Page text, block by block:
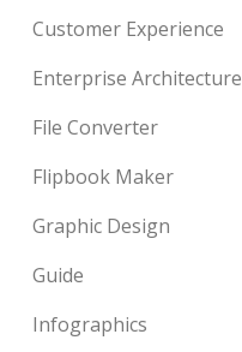
Customer Experience
Enterprise Architecture
File Converter
Flipbook Maker
Graphic Design
Guide
Infographics